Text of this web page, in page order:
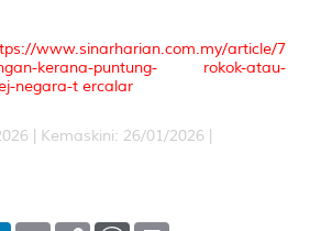
www.sinarharian.com.my/article/7
kerana-puntung- rokok-atau-
negara-t ercalar
| Kemaskini: 26/01/2026 |